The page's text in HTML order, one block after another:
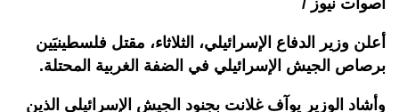
أصوات نيوز /
أعلن وزير الدفاع الإسرائيلي، الثلاثاء، مقتل فلسطينيَين
برصاص الجيش الإسرائيلي في الضفة الغربية المحتلة.
وأشاد الوزير يوآف غلانت بجنود الجيش الإسرائيلي الذين